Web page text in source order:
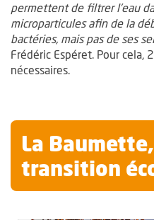
permettent de filtrer l’eau
microparticules afin de la
bactéries, mais pas de ses
Frédéric Espéret. Pour cela,
nécessaires.
La
transition